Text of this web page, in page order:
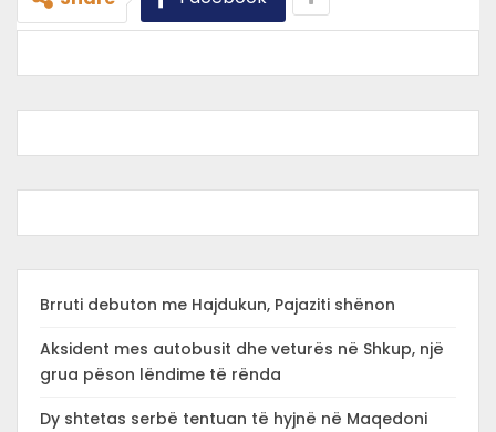
Brruti debuton me Hajdukun, Pajaziti shënon
Aksident mes autobusit dhe veturës në Shkup, një
grua pëson lëndime të rënda
Dy shtetas serbë tentuan të hyjnë në Maqedoni